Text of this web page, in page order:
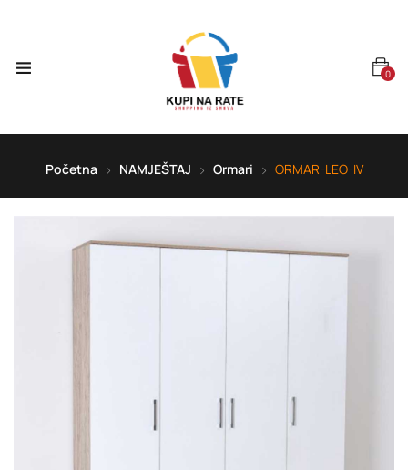
0
Početna NAMJEŠTAJ Ormari ORMAR-LEO-IV